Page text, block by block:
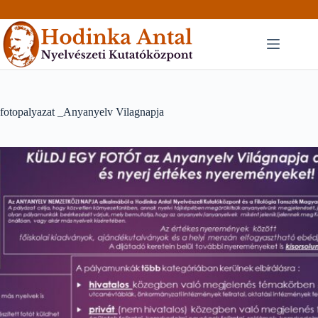
to
content
fotopalyazat _Anyanyelv Vilagnapja